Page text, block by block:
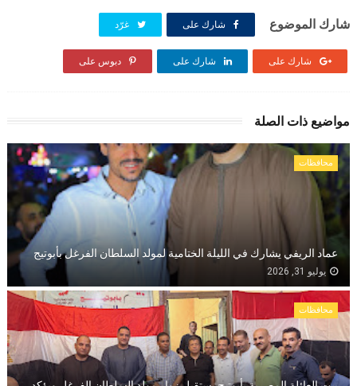
شارك الموضوع شارك على غرّد
شارك على شارك على دبوس على
مواضيع ذات الصلة
محافظات
عماد الريفي يشارك في الليلة الختامية لمولد السلطان الفرغل بأبوتيج
يوليو 31, 2026
محافظات